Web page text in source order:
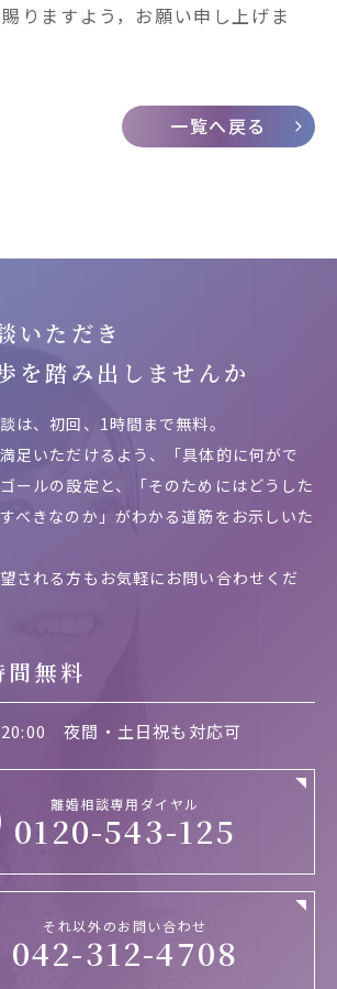
りますよう，お願い申し上げま
一覧へ戻る
いただき
を 踏み出しませんか
は、初回、1時間まで無料。
足いただけるよう、「具体的に何がで
ールの設定と、「そのためにはどうした
べきなのか」がわかる道筋をお示しいた
される方もお気軽にお問い合わせくだ
間無料
20:00夜間・土日祝も対応可
離婚相談専用ダイヤル
0120-543-125
それ以外のお問い合わせ
042-312-4708